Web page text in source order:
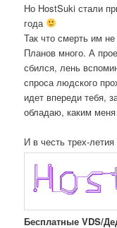
Но HostSuki стали
года
Так что смерть им не
Планов много. А
сбился, лень
спроса людского
идет впереди тебя,
обладаю, каким
И в честь трех-
Бесплатные VDS/